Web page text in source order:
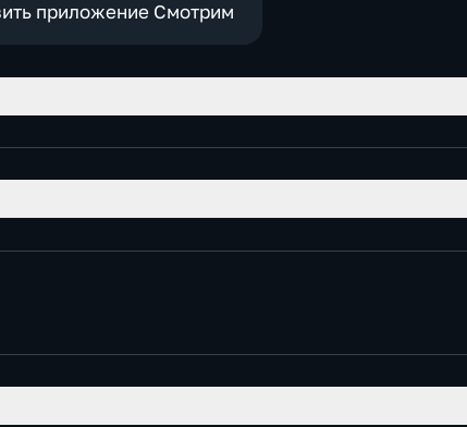
приложение Смотрим